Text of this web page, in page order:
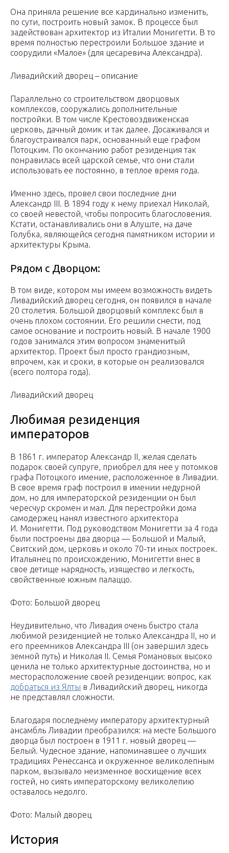
Она приняла решение все кардинально изменить,
по сути, построить новый замок. В процессе был
задействован архитектор из Италии Монигетти. В то
время полностью перестроили Большое здание и
соорудили «Малое» (для цесаревича Александра).
Ливадийский дворец – описание
Параллельно со строительством дворцовых
комплексов, сооружались дополнительные
постройки. В том числе Крестовоздвиженская
церковь, дачный домик и так далее. Досаживался и
благоустраивался парк, основанный еще графом
Потоцким. По окончанию работ резиденция так
понравилась всей царской семье, что они стали
использовать ее постоянно, в теплое время года.
Именно здесь, провел свои последние дни
Александр III. В 1894 году к нему приехал Николай,
со своей невестой, чтобы попросить благословения.
Кстати, останавливались они в Алуште, на даче
Голубка, являющейся сегодня памятником истории и
архитектуры Крыма.
Рядом с Дворцом:
В том виде, котором мы имеем возможность видеть
Ливадийский дворец сегодня, он появился в начале
20 столетия. Большой дворцовый комплекс был в
очень плохом состоянии. Его решили снести, под
самое основание и построить новый. В начале 1900
годов занимался этим вопросом знаменитый
архитектор. Проект был просто грандиозным,
впрочем, как и сроки, в которые он реализовался
(всего полтора года).
Ливадийский дворец
Любимая резиденция
императоров
В 1861 г. император Александр II, желая сделать
подарок своей супруге, приобрел для нее у потомков
графа Потоцкого имение, расположенное в Ливадии.
В свое время граф построил в имении недурной
дом, но для императорской резиденции он был
чересчур скромен и мал. Для перестройки дома
самодержец нанял известного архитектора
И. Монигетти. Под руководством Монигетти за 4 года
были построены два дворца — Большой и Малый,
Свитский дом, церковь и около 70-ти иных построек.
Итальянец по происхождению, Монигетти внес в
свое детище нарядность, изящество и легкость,
свойственные южным палаццо.
Фото: Большой дворец
Неудивительно, что Ливадия очень быстро стала
любимой резиденцией не только Александра II, но и
его преемников Александра III (он завершил здесь
земной путь) и Николая II. Семья Романовых высоко
ценила не только архитектурные достоинства, но и
месторасположение своей резиденции: вопрос, как
добраться из Ялты в Ливадийский дворец, никогда
не представлял сложности.
Благодаря последнему императору архитектурный
ансамбль Ливадии преобразился: на месте Большого
дворца был построен в 1911 г. новый дворец —
Белый. Чудесное здание, напоминавшее о лучших
традициях Ренессанса и окруженное великолепным
парком, вызывало неизменное восхищение всех
гостей, но сиять императорскому великолепию
оставалось недолго.
Фото: Малый дворец
История